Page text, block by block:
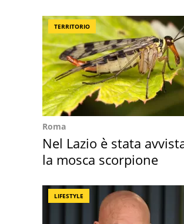
TERRITORIO
Roma
Nel Lazio è stata
la mosca scorpione
LIFESTYLE